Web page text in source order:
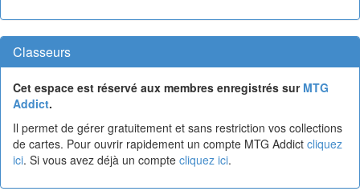
Classeurs
Cet espace est réservé aux membres enregistrés sur MTG
Addict.
Il permet de gérer gratuitement et sans restriction vos collections
de cartes. Pour ouvrir rapidement un compte MTG Addict cliquez
ici. Si vous avez déjà un compte cliquez ici.